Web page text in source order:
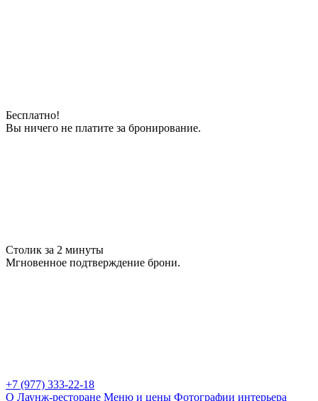
Бесплатно!
Вы ничего не платите за бронирование.
Столик за 2 минуты
Мгновенное подтверждение брони.
+7 (977) 333-22-18
О Лаунж-ресторане Меню и цены Фотографии интерьера